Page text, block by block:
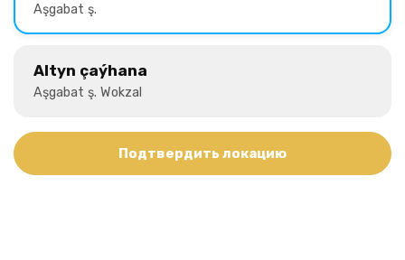
Aşgabat ş.
Altyn çaýhana
Aşgabat ş. Wokzal
Подтвердить локацию